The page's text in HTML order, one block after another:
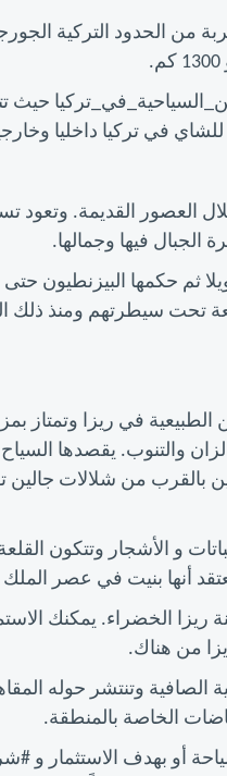
من الحدود التركية
حيث
في تركيا داخليا
العصور القديمة. وتعود
الجبال فيها وجمالها.
تحت سيطرتهم ومنذ ذلك
في ريزا وتمتاز
والتنوب. يقصدها
بالقرب من شلالات
و الأشجار وتتكون
أنها بنيت في عصر
ريزا الخضراء. يمكنك
من هناك.
الصافية وتنتشر حوله
الخاصة بالمنطقة.
أو بهدف الاستثمار و